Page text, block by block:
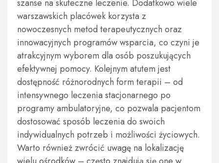
szanse na skuteczne leczenie. Dodatkowo wiele
warszawskich placówek korzysta z
nowoczesnych metod terapeutycznych oraz
innowacyjnych programów wsparcia, co czyni je
atrakcyjnym wyborem dla osób poszukujących
efektywnej pomocy. Kolejnym atutem jest
dostępność różnorodnych form terapii – od
intensywnego leczenia stacjonarnego po
programy ambulatoryjne, co pozwala pacjentom
dostosować sposób leczenia do swoich
indywidualnych potrzeb i możliwości życiowych.
Warto również zwrócić uwagę na lokalizację